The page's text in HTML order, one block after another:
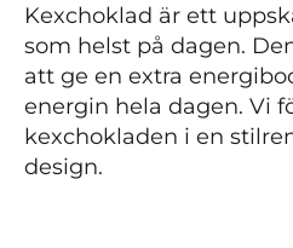
Kexchoklad är ett
som helst på dagen.
att ge en extra
energin hela dagen. Vi
kexchokladen i en
design.